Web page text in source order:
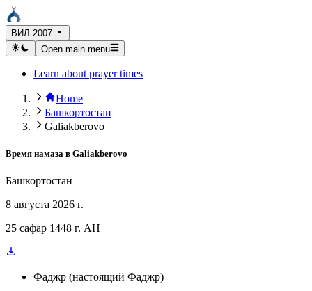
ВИЛ 2007
Open main menu
Learn about prayer times
Home
Башкортостан
Galiakberovo
Время намаза в Galiakberovo
Башкортостан
8 августа 2026 г.
25 сафар 1448 г. AH
Фаджр (настоящий Фаджр)